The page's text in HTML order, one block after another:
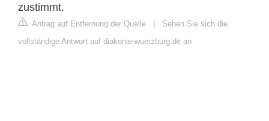
zustimmt.
Antrag auf Entfernung der Quelle | Sehen Sie sich die
vollständige Antwort auf diakonie-wuerzburg.de an